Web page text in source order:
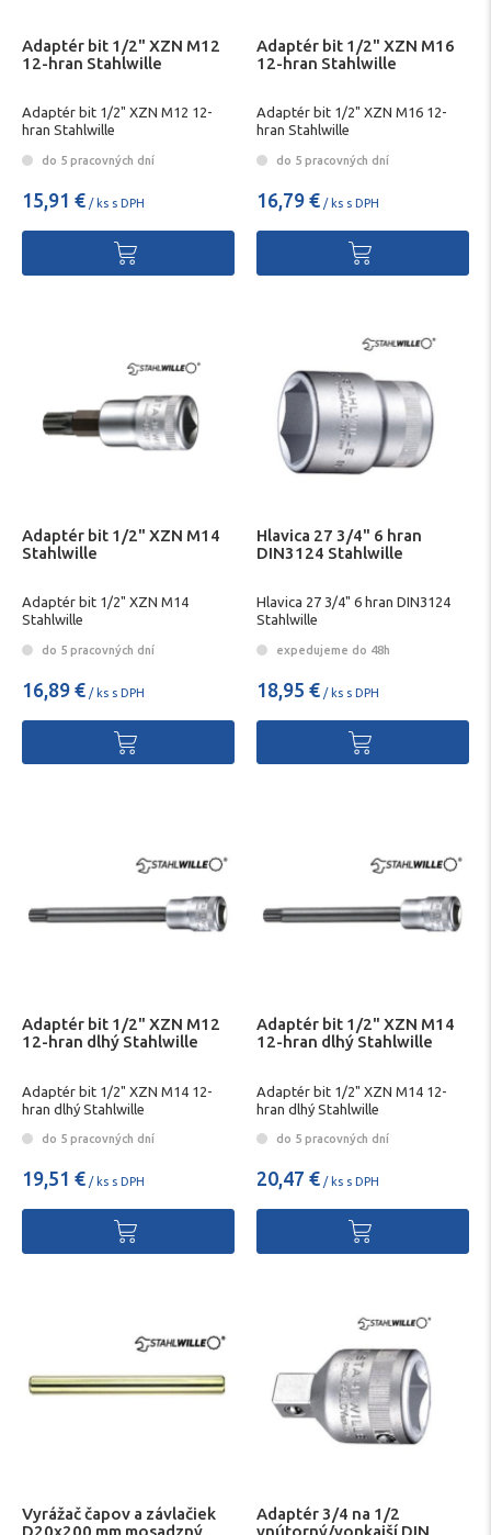
Adaptér bit 1/2" XZN M12
12-hran Stahlwille
Adaptér bit 1/2" XZN M12 12-
hran Stahlwille
do 5 pracovných dní
15,91 € / ks s DPH
Adaptér bit 1/2" XZN M16
12-hran Stahlwille
Adaptér bit 1/2" XZN M16 12-
hran Stahlwille
do 5 pracovných dní
16,79 € / ks s DPH
Adaptér bit 1/2" XZN M14
Stahlwille
Adaptér bit 1/2" XZN M14
Stahlwille
do 5 pracovných dní
16,89 € / ks s DPH
Hlavica 27 3/4" 6 hran
DIN3124 Stahlwille
Hlavica 27 3/4" 6 hran DIN3124
Stahlwille
expedujeme do 48h
18,95 € / ks s DPH
Adaptér bit 1/2" XZN M12
12-hran dlhý Stahlwille
Adaptér bit 1/2" XZN M14 12-
hran dlhý Stahlwille
do 5 pracovných dní
19,51 € / ks s DPH
Adaptér bit 1/2" XZN M14
12-hran dlhý Stahlwille
Adaptér bit 1/2" XZN M14 12-
hran dlhý Stahlwille
do 5 pracovných dní
20,47 € / ks s DPH
Vyrážač čapov a závlačiek
D20x200 mm mosadzný
Adaptér 3/4 na 1/2
vnútorný/vonkajší DIN